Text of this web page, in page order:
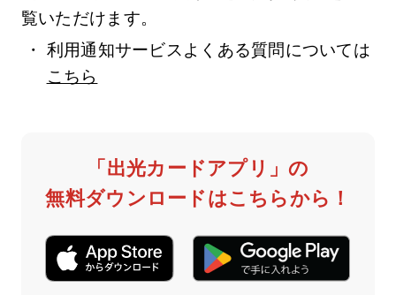
覧いただけます。
利用通知サービスよくある質問については
こちら
「出光カードアプリ」の
無料ダウンロードはこちらから！